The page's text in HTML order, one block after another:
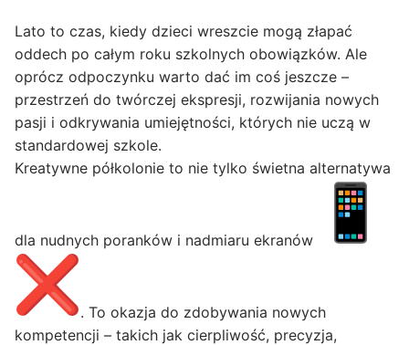
Lato to czas, kiedy dzieci wreszcie mogą złapać
oddech po całym roku szkolnych obowiązków. Ale
oprócz odpoczynku warto dać im coś jeszcze –
przestrzeń do twórczej ekspresji, rozwijania nowych
pasji i odkrywania umiejętności, których nie uczą w
standardowej szkole.
Kreatywne półkolonie to nie tylko świetna alternatywa
dla nudnych poranków i nadmiaru ekranów
. To okazja do zdobywania nowych
kompetencji – takich jak cierpliwość, precyzja,